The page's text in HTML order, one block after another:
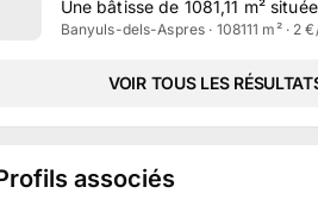
Une bâtisse de 1081,11 m²
Banyuls-dels-Aspres · 108111 m² · 2
VOIR TOUS LES
associés